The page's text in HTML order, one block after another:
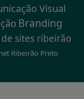
Visual
Branding
sites ribeirão
Ribeirão Preto